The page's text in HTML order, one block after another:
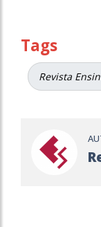
Tags
Revista